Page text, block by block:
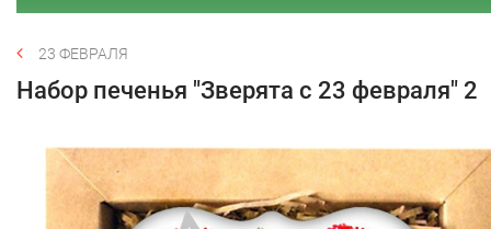
23 ФЕВРАЛЯ
Набор печенья "Зверята с 23 февраля" 2